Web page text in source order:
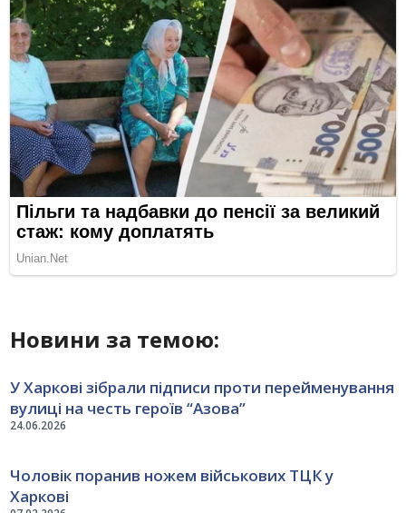
Новини за темою:
24.06.2026
У Харкові зібрали підписи проти перейменування
вулиці на честь героїв “Азова”
Чоловік поранив ножем військових ТЦК у
Харкові